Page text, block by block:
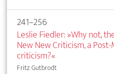
241–256
Leslie Fiedler: »Why not,
New New Criticism, a
criticism?«
Fritz Gutbrodt